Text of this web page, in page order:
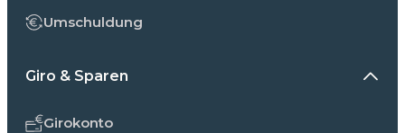
Umschuldung
Giro & Sparen
Girokonto